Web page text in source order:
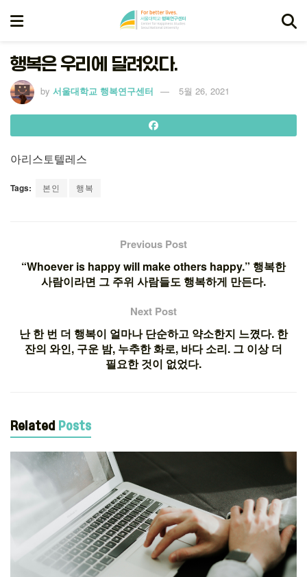
행복은 우리에 달려있다.
by 서울대학교 행복연구센터 5월 26, 2021
아리스토텔레스
Tags: 본인 행복
Previous Post
“Whoever is happy will make others happy.” 행복한
사람이라면 그 주위 사람들도 행복하게 만든다.
Next Post
난 한 번 더 행복이 얼마나 단순하고 약소한지 느꼈다. 한
잔의 와인, 구운 밤, 누추한 화로, 바다 소리. 그 이상 더
필요한 것이 없었다.
Related Posts